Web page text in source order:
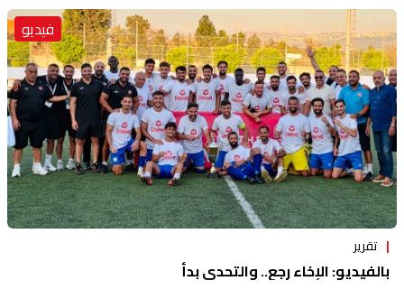
فيديو
تقرير
بالفيديو: الإخاء رجع.. والتحدي بدأ